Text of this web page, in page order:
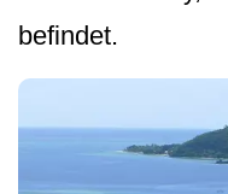
befindet.